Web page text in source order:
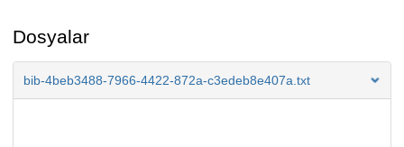
Dosyalar
bib-4beb3488-7966-4422-872a-c3edeb8e407a.txt